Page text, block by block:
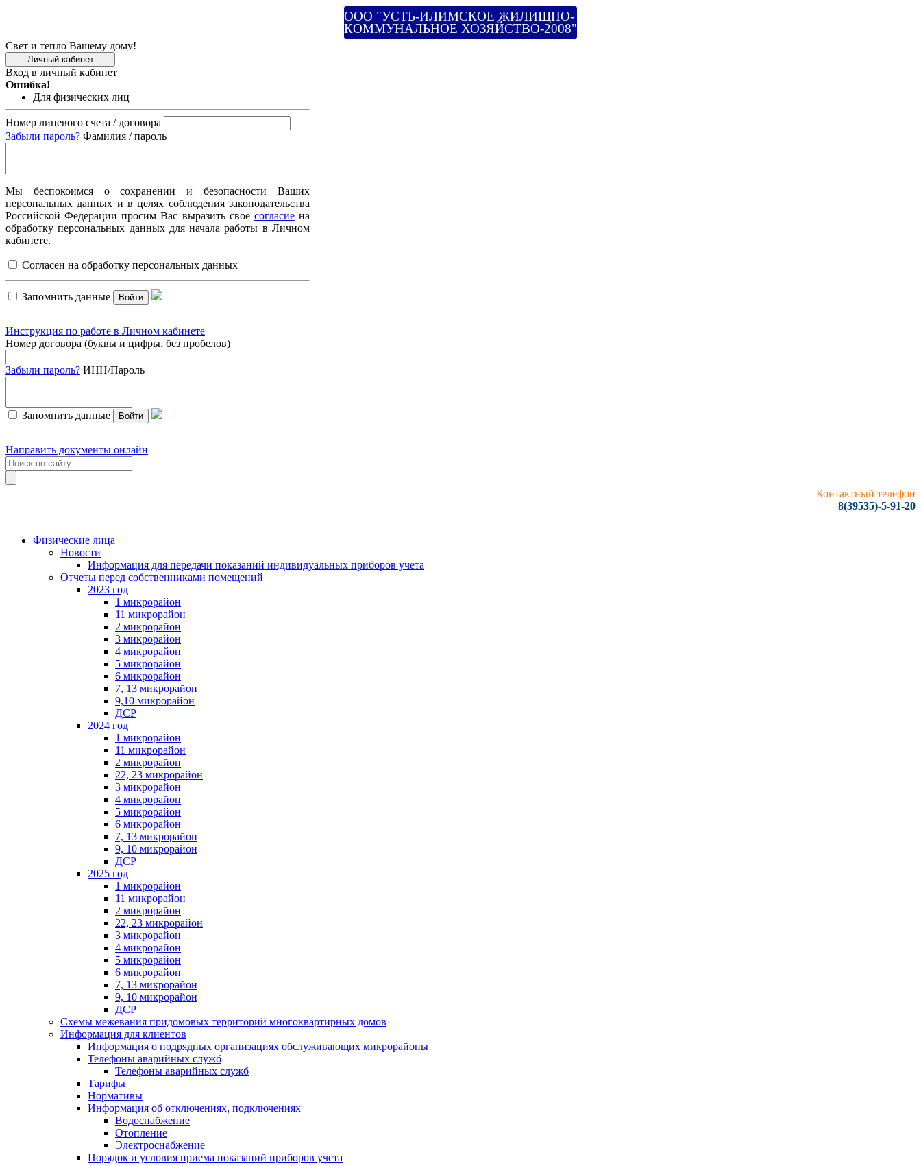
ООО "УСТЬ-ИЛИМСКОЕ ЖИЛИЩНО-
КОММУНАЛЬНОЕ ХОЗЯЙСТВО-2008"
Свет и тепло Вашему дому!
Личный кабинет
Вход в личный кабинет
Ошибка!
Для физических лиц
Номер лицевого счета / договора
Забыли пароль? Фамилия / пароль
Мы беспокоимся о сохранении и безопасности Ваших
персональных данных и в целях соблюдения законодательства
Российской Федерации просим Вас выразить свое согласиена
обработку персональных данных для начала работы в Личном
кабинете.
Согласен на обработку персональных данных
Запомнить данные Войти
Инструкция по работе в Личном кабинете
Номер договора (буквы и цифры, без пробелов)
Забыли пароль? ИНН/Пароль
Запомнить данные Войти
Направить документы онлайн
Контактный телефон
8(39535)-5-91-20
Физические лица
Новости
Информация для передачи показаний индивидуальных приборов учета
Отчеты перед собственниками помещений
2023 год
1 микрорайон
11 микрорайон
2 микрорайон
3 микрорайон
4 микрорайон
5 микрорайон
6 микрорайон
7, 13 микрорайон
9,10 микрорайон
ДСР
2024 год
1 микрорайон
11 микрорайон
2 микрорайон
22, 23 микрорайон
3 микрорайон
4 микрорайон
5 микрорайон
6 микрорайон
7, 13 микрорайон
9, 10 микрорайон
ДСР
2025 год
1 микрорайон
11 микрорайон
2 микрорайон
22, 23 микрорайон
3 микрорайон
4 микрорайон
5 микрорайон
6 микрорайон
7, 13 микрорайон
9, 10 микрорайон
ДСР
Схемы межевания придомовых территорий многоквартирных домов
Информация для клиентов
Информация о подрядных организациях обслуживающих микрорайоны
Телефоны аварийных служб
Телефоны аварийных служб
Тарифы
Нормативы
Информация об отключениях, подключениях
Водоснабжение
Отопление
Электроснабжение
Порядок и условия приема показаний приборов учета